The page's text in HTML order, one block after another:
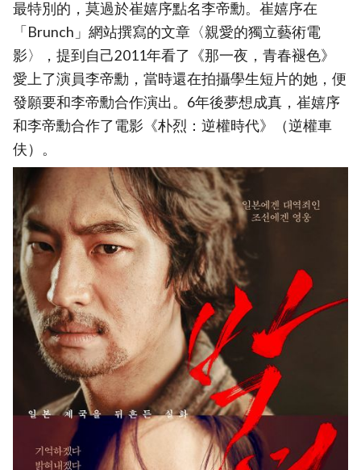
最特別的，莫過於崔嬉序點名李帝勳。崔嬉序在
「Brunch」網站撰寫的文章〈親愛的獨立藝術電
影〉，提到自己2011年看了《那一夜，青春褪色》
愛上了演員李帝勳，當時還在拍攝學生短片的她，便
發願要和李帝勳合作演出。6年後夢想成真，崔嬉序
和李帝勳合作了電影《朴烈：逆權時代》（逆權車
伕）。